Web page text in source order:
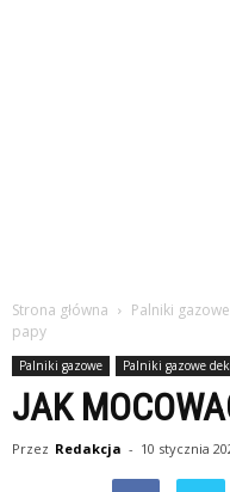
Strona główna Palniki gazowe
papy
Palniki gazowe Palniki gazowe
JAK
Przez Redakcja - 10 stycznia